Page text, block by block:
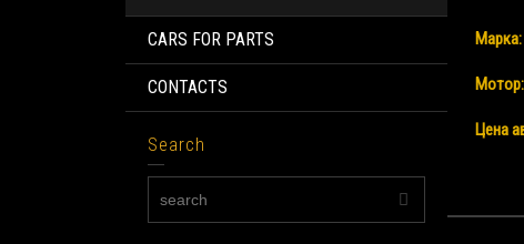
CARS FOR PARTS
CONTACTS
Search
Мотор:
Цена